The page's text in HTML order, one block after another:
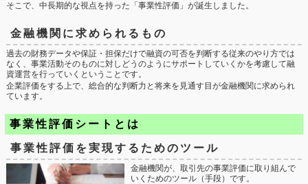
そこで、中長期的な視点を持った「事業性評価」が誕生しました。
金融機関に求められるもの
過去の財務データや保証・担保だけで融資の可否を判断する従来のやり方では
なく、事業活動そのものに対しどうのようにサポートしていくかを考慮して融
資運営を行っていくということです。
企業評価をする上で、総合的な判断力と将来を見通す目が金融機関に求められ
ています。
事業性評価シートとは
事業性評価を実現するためのツール
金融機関が、取引先の事業評価に取り組んで
いくためのツール（手段）です。